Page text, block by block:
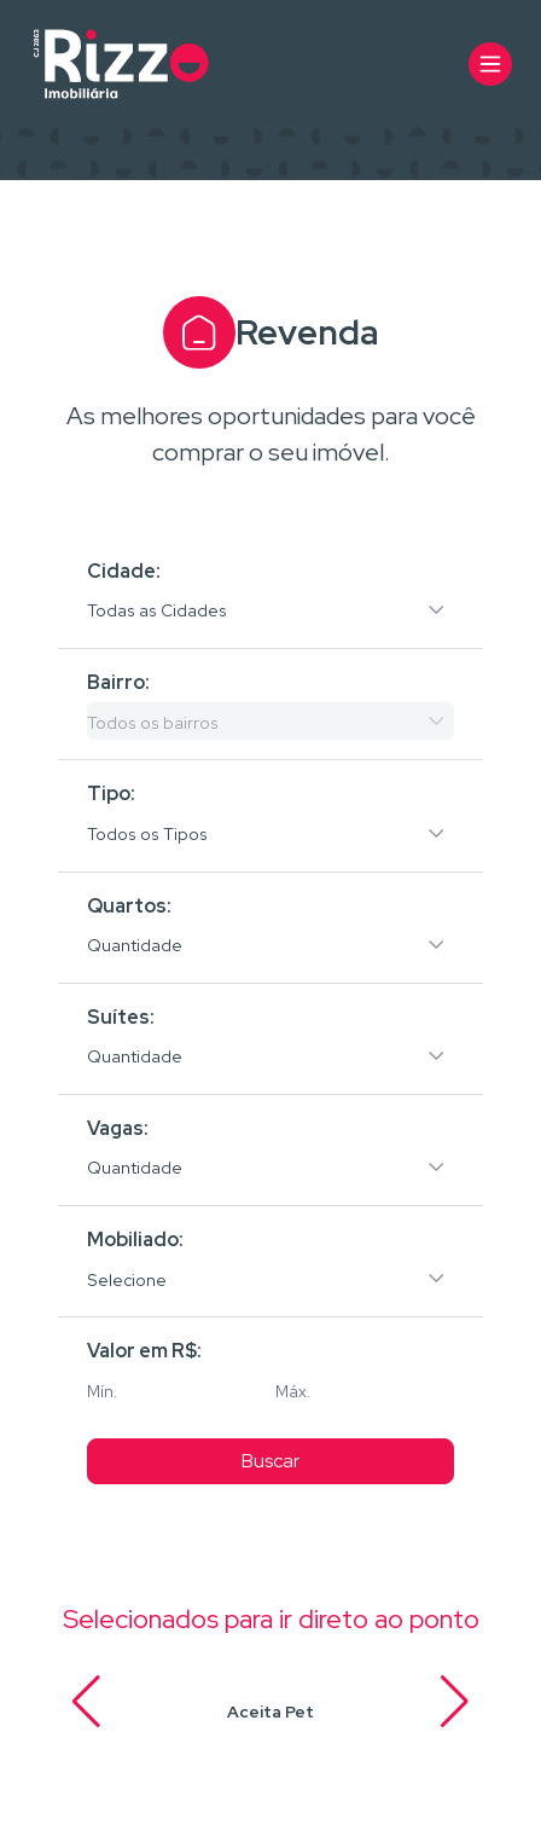
Revenda
As melhores oportunidades para você
comprar o seu imóvel.
Cidade:
Todas as Cidades
Bairro:
Todos os bairros
Tipo:
Todos os Tipos
Quartos:
Quantidade
Suítes:
Quantidade
Vagas:
Quantidade
Mobiliado:
Selecione
Valor em R$:
Buscar
Selecionados para ir direto ao ponto
Aceita Pet